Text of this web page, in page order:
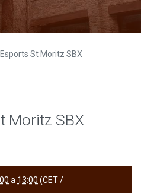
St Moritz SBX
Moritz SBX
a 13:00 (CET /